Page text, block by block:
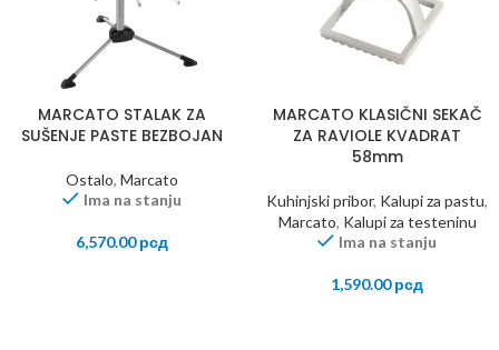
MARCATO STALAK ZA
SUŠENJE PASTE BEZBOJAN
Ostalo, Marcato
Ima na stanju
6,570.00рсд
MARCATO KLASIČNI SEKAČ
ZA RAVIOLE KVADRAT
58mm
Kuhinjski pribor, Kalupi za pastu,
Marcato, Kalupi za testeninu
Ima na stanju
1,590.00рсд